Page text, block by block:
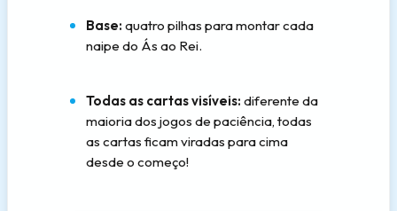
Base: quatro pilhas para montar cada
naipe do Ás ao Rei.
Todas as cartas visíveis: diferente da
maioria dos jogos de paciência, todas
as cartas ficam viradas para cima
desde o começo!